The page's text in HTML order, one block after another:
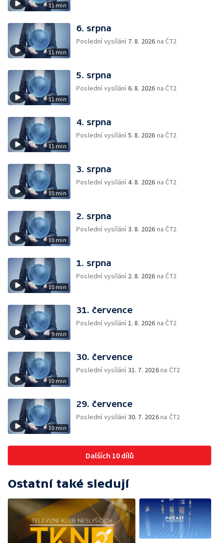
11 min
11 min
6. srpna
Poslední vysílání 7. 8. 2026 na ČT2
11 min
5. srpna
Poslední vysílání6. 8. 2026 na ČT2
11 min
4. srpna
Poslední vysílání5. 8. 2026 na ČT2
10 min
3. srpna
Poslední vysílání4. 8. 2026 na ČT2
10 min
2. srpna
Poslední vysílání3. 8. 2026 na ČT2
10 min
1. srpna
Poslední vysílání 2. 8. 2026 na ČT2
9 min
31. července
Poslední vysílání1. 8. 2026 na ČT2
10 min
30. července
Poslední vysílání31. 7. 2026na ČT2
10 min
29. července
Poslední vysílání30. 7. 2026na ČT2
Dalších 10 dílů
Ostatní také sledují